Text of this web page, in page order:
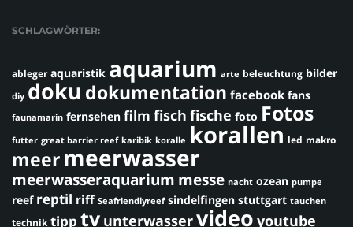
SCHLAGWÖRTER:
ableger aquaristik aquarium arte beleuchtung bilder
diy doku dokumentation facebook fans
faunamarin fernsehen film fisch fische foto Fotos
futter great barrier reef karibik koralle korallen led makro
meermeerwasser
meerwasseraquarium messe nacht ozean pumpe
reef reptil riff Seafriendlyreef sindelfingen stuttgart tauchen
technik tipp tv unterwasservideo youtube